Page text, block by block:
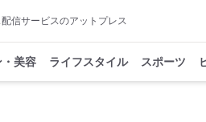
信サービスのアットプレス
・美容 ライフスタイル スポーツ